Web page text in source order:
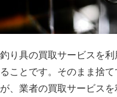
釣り具の買取サービスを
ることです。そのまま捨
が、業者の買取サービス